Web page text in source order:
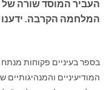
העביר המוסד שורה של
המלחמה הקרבה. ידענו
בספר בעיניים פקוחות
המודיעיניים והמנהיגותיים